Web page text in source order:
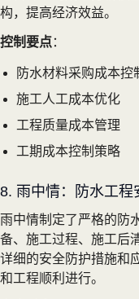
构，提高经济效益。
控制要点：
防水材料采购成本控
施工人工成本优化
工程质量成本管理
工期成本控制策略
8. 雨中情：防水工程
雨中情制定了严格的防
备、施工过程、施工后
详细的安全防护措施和
和工程顺利进行。